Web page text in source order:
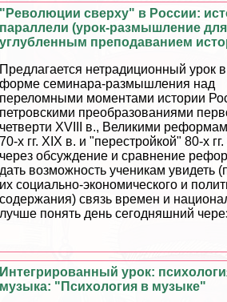
"Революции сверху" в России:
параллели (урок-размышление для
углубленным преподаванием
Предлагается нетрадиционный урок в
форме семинара-размышления над
переломными моментами истории
петровскими преобразованиями
четверти XVIII в., Великими
70-х гг. XIX в. и "перестройкой" 80-х
через обсуждение и сравнение
дать возможность ученикам увидеть
их социально-экономического и
содержания) связь времен и
лучше понять день сегодняшний
Интегрированный урок:
музыка: "Психология в музыке"